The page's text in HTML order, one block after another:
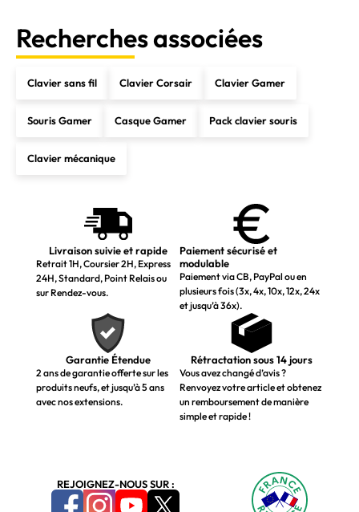
Recherches associées
Clavier sans fil Clavier Corsair Clavier Gamer
Souris Gamer Casque Gamer Pack clavier souris
Clavier mécanique
Livraison suivie et rapide
Retrait 1H, Coursier 2H, Express
24H, Standard, Point Relais ou
sur Rendez-vous.
Paiement sécurisé et
modulable
Paiement via CB, PayPal ou en
plusieurs fois (3x, 4x, 10x, 12x, 24x
et jusqu’à 36x).
Garantie Étendue
2 ans de garantie offerte sur les
produits neufs, et jusqu’à 5 ans
avec nos extensions.
Rétractation sous 14 jours
Vous avez changé d’avis ?
Renvoyez votre article et obtenez
un remboursement de manière
simple et rapide !
REJOIGNEZ-NOUS SUR :